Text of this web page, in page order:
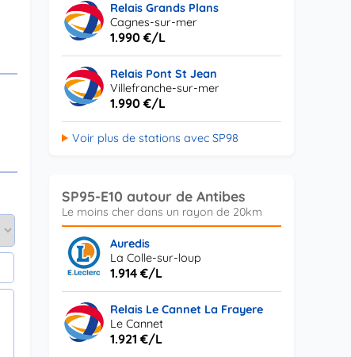
Relais Grands Plans
Cagnes-sur-mer
1.990 €/L
Relais Pont St Jean
Villefranche-sur-mer
1.990 €/L
Voir plus de stations avec SP98
SP95-E10 autour de Antibes
Auredis
La Colle-sur-loup
1.914 €/L
Relais Le Cannet La Frayere
Le Cannet
1.921 €/L